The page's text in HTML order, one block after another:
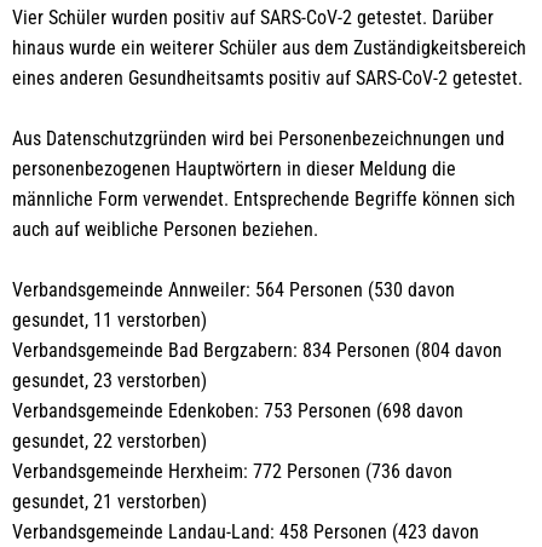
Vier Schüler wurden positiv auf SARS-CoV-2 getestet. Darüber
hinaus wurde ein weiterer Schüler aus dem Zuständigkeitsbereich
eines anderen Gesundheitsamts positiv auf SARS-CoV-2 getestet.
Aus Datenschutzgründen wird bei Personenbezeichnungen und
personenbezogenen Hauptwörtern in dieser Meldung die
männliche Form verwendet. Entsprechende Begriffe können sich
auch auf weibliche Personen beziehen.
Verbandsgemeinde Annweiler: 564 Personen (530 davon
gesundet, 11 verstorben)
Verbandsgemeinde Bad Bergzabern: 834 Personen (804 davon
gesundet, 23 verstorben)
Verbandsgemeinde Edenkoben: 753 Personen (698 davon
gesundet, 22 verstorben)
Verbandsgemeinde Herxheim: 772 Personen (736 davon
gesundet, 21 verstorben)
Verbandsgemeinde Landau-Land: 458 Personen (423 davon